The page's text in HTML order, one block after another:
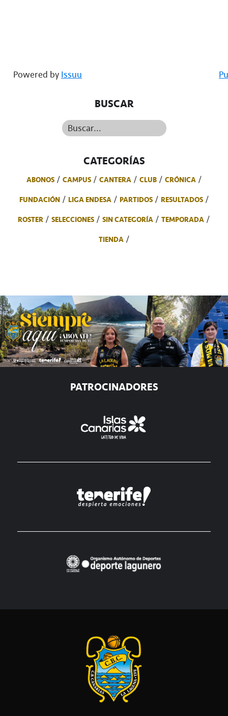
Powered byIssuu
BUSCAR
Buscar...
CATEGORÍAS
ABONOS CAMPUS CANTERA CLUB
CRÓNICA
FUNDACIÓN
LIGA ENDESA PARTIDOS
RESULTADOS
ROSTER
SELECCIONES SIN CATEGORÍA
TEMPORADA
TIENDA
PATROCINADORES